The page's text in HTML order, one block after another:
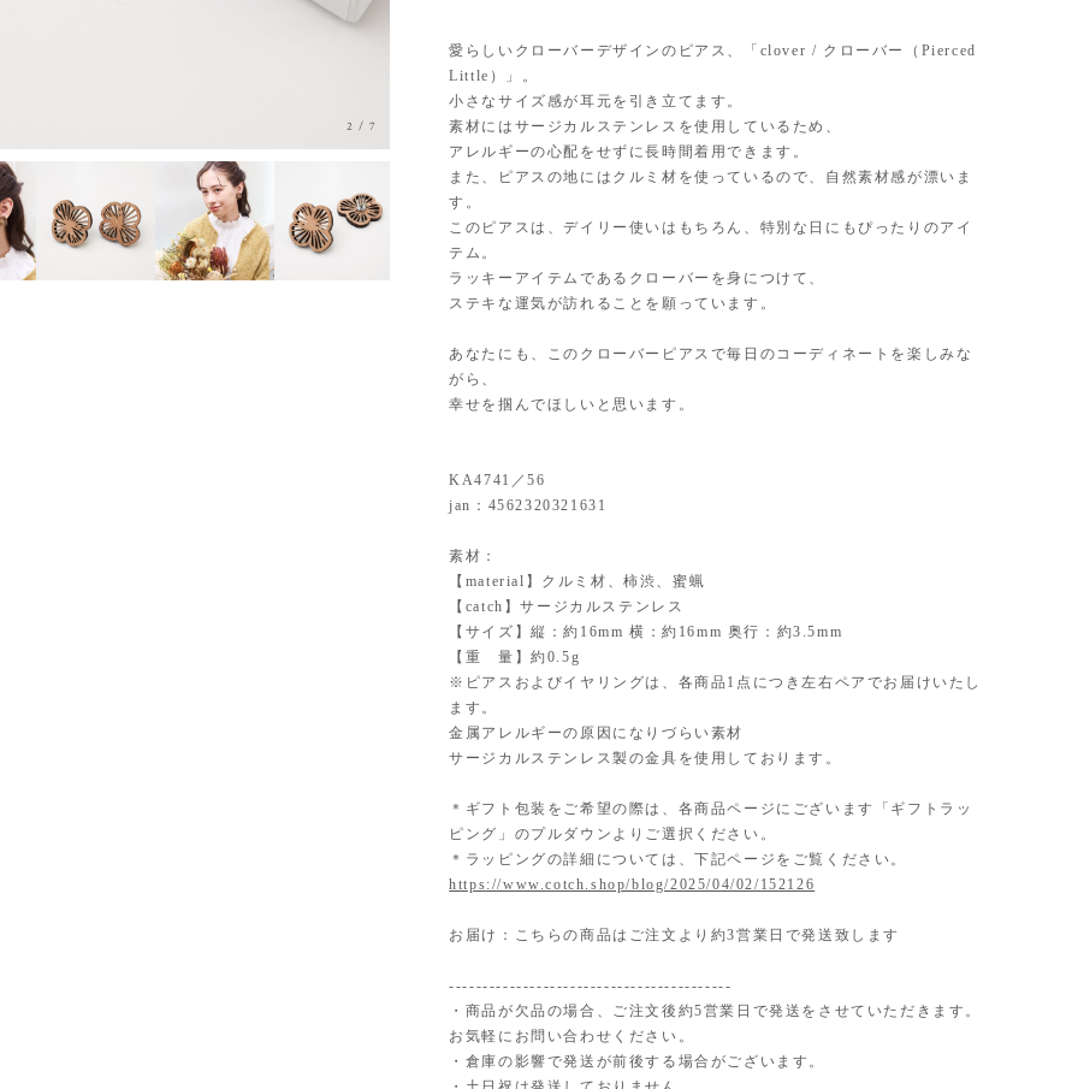
2 /7
愛らしいクローバーデザインのピアス、「clover / クローバー（Pierced
Little）」。
小さなサイズ感が耳元を引き立てます。
素材にはサージカルステンレスを使用しているため、
アレルギーの心配をせずに長時間着用できます。
また、ピアスの地にはクルミ材を使っているので、自然素材感が漂いま
す。
このピアスは、デイリー使いはもちろん、特別な日にもぴったりのアイ
テム。
ラッキーアイテムであるクローバーを身につけて、
ステキな運気が訪れることを願っています。
あなたにも、このクローバーピアスで毎日のコーディネートを楽しみな
がら、
幸せを掴んでほしいと思います。
KA4741／56
jan：4562320321631
素材：
【material】クルミ材、柿渋、蜜蝋
【catch】サージカルステンレス
【サイズ】縦：約16mm 横：約16mm 奥行：約3.5mm
【重 量】約0.5g
※ピアスおよびイヤリングは、各商品1点につき左右ペアでお届けいたし
ます。
金属アレルギーの原因になりづらい素材
サージカルステンレス製の金具を使用しております。
＊ギフト包装をご希望の際は、各商品ページにございます「ギフトラッ
ピング」のプルダウンよりご選択ください。
＊ラッピングの詳細については、下記ページをご覧ください。
https://www.cotch.shop/blog/2025/04/02/152126
お届け：こちらの商品はご注文より約3営業日で発送致します
------------------------------------------
・商品が欠品の場合、ご注文後約5営業日で発送をさせていただきます。
お気軽にお問い合わせください。
・倉庫の影響で発送が前後する場合がございます。